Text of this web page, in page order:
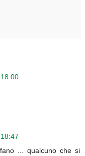
... qualcuno che si